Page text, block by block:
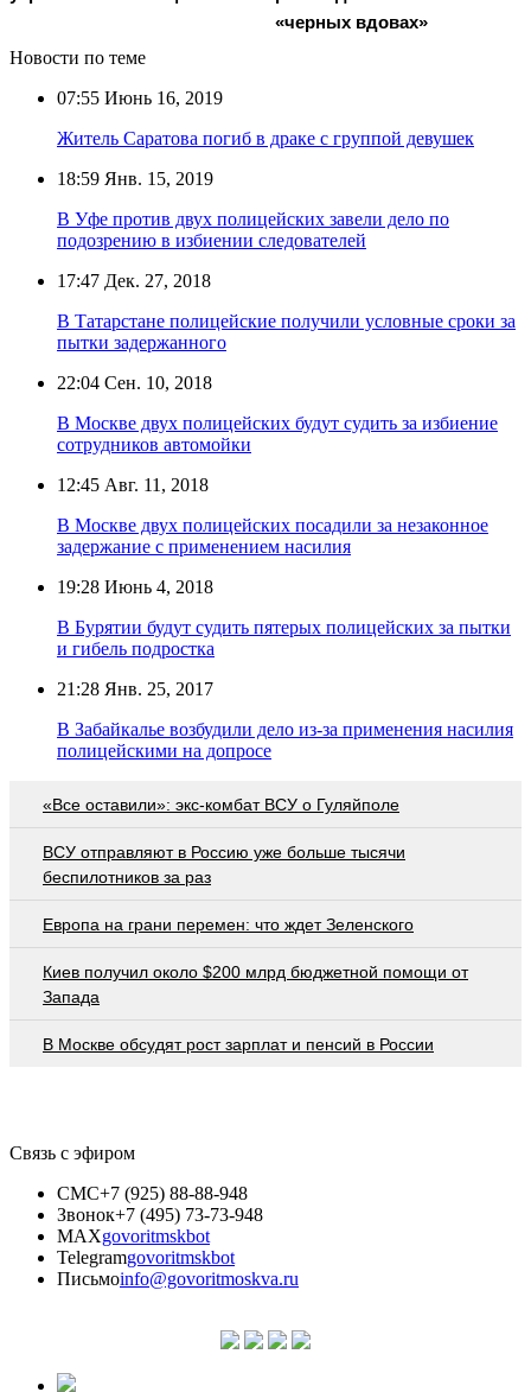
«черных вдовах»
Новости по теме
07:55 Июнь 16, 2019
Житель Саратова погиб в драке с группой девушек
18:59 Янв. 15, 2019
В Уфе против двух полицейских завели дело по
подозрению в избиении следователей
17:47 Дек. 27, 2018
В Татарстане полицейские получили условные сроки за
пытки задержанного
22:04 Сен. 10, 2018
В Москве двух полицейских будут судить за избиение
сотрудников автомойки
12:45 Авг. 11, 2018
В Москве двух полицейских посадили за незаконное
задержание с применением насилия
19:28 Июнь 4, 2018
В Бурятии будут судить пятерых полицейских за пытки
и гибель подростка
21:28 Янв. 25, 2017
В Забайкалье возбудили дело из-за применения насилия
полицейскими на допросе
«Все оставили»: экс-комбат ВСУ о Гуляйполе
ВСУ отправляют в Россию уже больше тысячи
беспилотников за раз
Европа на грани перемен: что ждет Зеленского
Киев получил около $200 млрд бюджетной помощи от
Запада
В Москве обсудят рост зарплат и пенсий в России
Связь с эфиром
СМС+7 (925) 88-88-948
Звонок+7 (495) 73-73-948
MAXgovoritmskbot
Telegramgovoritmskbot
Письмоinfo@govoritmoskva.ru